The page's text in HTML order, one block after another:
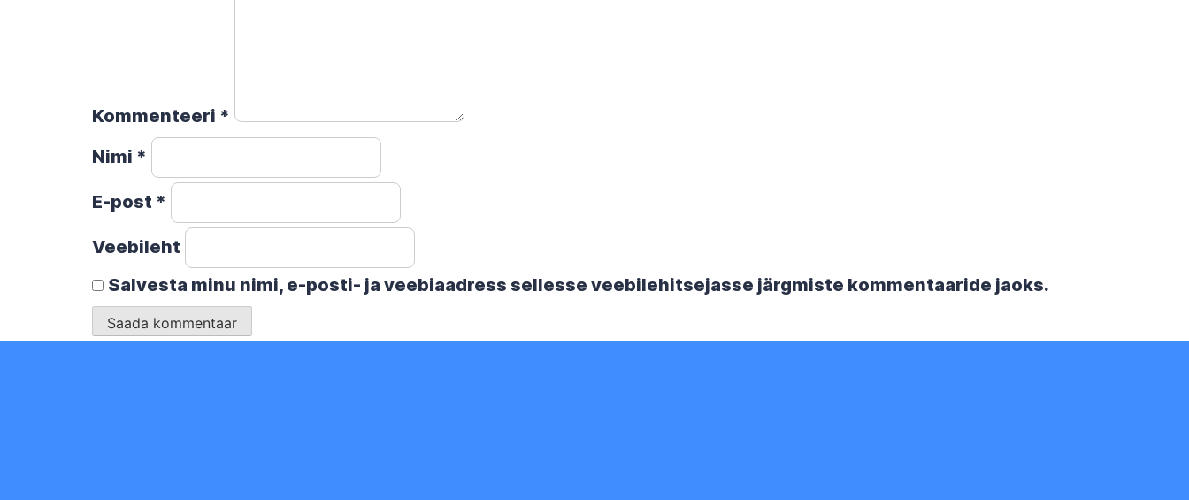
Kommenteeri *
Nimi *
E-post *
Veebileht
Salvesta minu nimi, e-posti- ja veebiaadress sellesse veebilehitsejasse järgmiste kommentaaride jaoks.